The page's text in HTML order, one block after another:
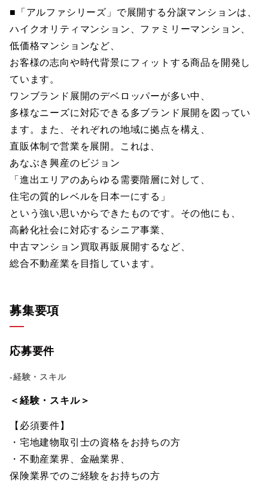
■「アルファシリーズ」で展開する分譲マンションは、
ハイクオリティマンション、ファミリーマンション、
低価格マンションなど、
お客様の志向や時代背景にフィットする商品を開発し
ています。
ワンブランド展開のデベロッパーが多い中、
多様なニーズに対応できる多ブランド展開を図ってい
ます。また、それぞれの地域に拠点を構え、
直販体制で営業を展開。これは、
あなぶき興産のビジョン
「進出エリアのあらゆる需要階層に対して、
住宅の質的レベルを日本一にする」
という強い思いからできたものです。その他にも、
高齢化社会に対応するシニア事業、
中古マンション買取再販展開するなど、
総合不動産業を目指しています。
募集要項
応募要件
-経験・スキル
＜経験・スキル＞
【必須要件】
・宅地建物取引士の資格をお持ちの方
・不動産業界、金融業界、
保険業界でのご経験をお持ちの方